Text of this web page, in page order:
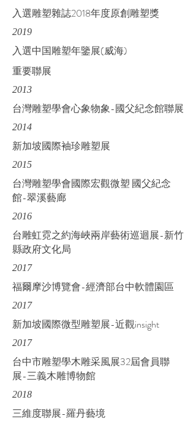
入選雕塑雜誌2018年度原創雕塑獎
2019
入選中国雕塑年鑒展(威海)
重要聯展
2013
台灣雕塑學會心象物象-國父紀念館聯展
2014
新加坡國際袖珍雕塑展
2015
台灣雕塑學會國際宏觀微塑 國父紀念
館-翠溪藝廊
2016
台雕虹霓之約海峽兩岸藝術巡迴展-新竹
縣政府文化局
2017
福爾摩沙博覽會-經濟部台中軟體園區
2017
新加坡國際微型雕塑展-近觀insight
2017
台中市雕塑學木雕采風展32屆會員聯
展-三義木雕博物館
2018
三維度聯展-羅丹藝境